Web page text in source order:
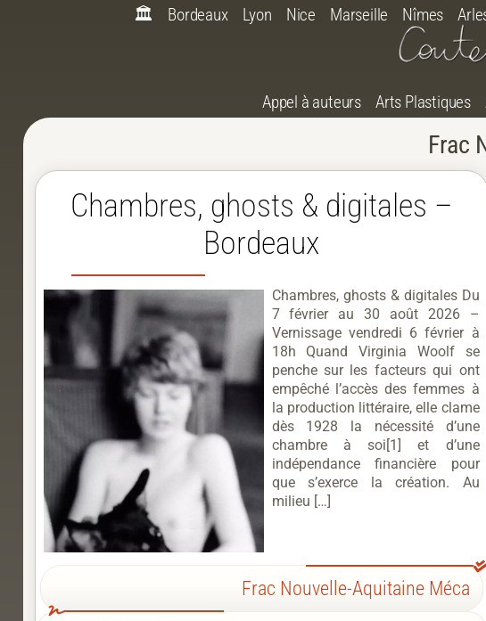
🏛️ Bordeaux Lyon Nice Marseille Nîmes
Appel à auteurs Arts Plastiques
Frac
Chambres, ghosts & digitales –
Bordeaux
Chambres, ghosts & digitales Du
7 février au 30 août 2026 –
Vernissage vendredi 6 février à
18h Quand Virginia Woolf se
penche sur les facteurs qui ont
empêché l’accès des femmes à
la production littéraire, elle clame
dès 1928 la nécessité d’une
chambre à soi[1] et d’une
indépendance financière pour
que s’exerce la création. Au
milieu […]
Frac Nouvelle-Aquitaine Méca